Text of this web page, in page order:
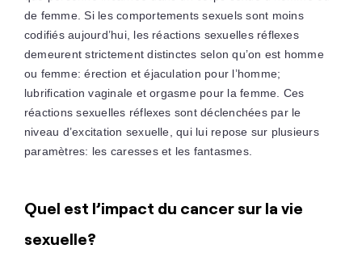
de femme. Si les comportements sexuels sont moins
codifiés aujourd’hui, les réactions sexuelles réflexes
demeurent strictement distinctes selon qu’on est homme
ou femme: érection et éjaculation pour l’homme;
lubrification vaginale et orgasme pour la femme. Ces
réactions sexuelles réflexes sont déclenchées par le
niveau d’excitation sexuelle, qui lui repose sur plusieurs
paramètres: les caresses et les fantasmes.
Quel est l’impact du cancer sur la vie
sexuelle?